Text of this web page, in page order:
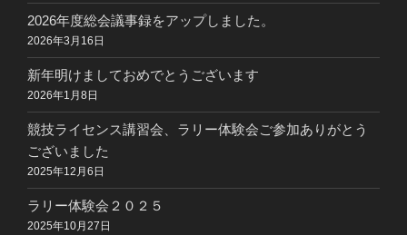
2026年度総会議事録をアップしました。
2026年3月16日
新年明けましておめでとうございます
2026年1月8日
競技ライセンス講習会、ラリー体験会ご参加ありがとう
ございました
2025年12月6日
ラリー体験会２０２５
2025年10月27日